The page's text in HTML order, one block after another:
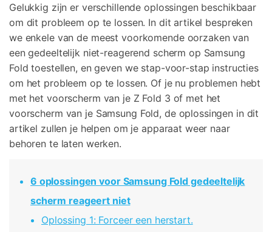
Telefoon Overdracht
Overdracht van telefoon naar telefoon
Bekijk De Volledige Toolkit
Gelukkig zijn er verschillende oplossingen beschikbaar
om dit probleem op te lossen. In dit artikel bespreken
we enkele van de meest voorkomende oorzaken van
een gedeeltelijk niet-reagerend scherm op Samsung
Fold toestellen, en geven we stap-voor-stap instructies
om het probleem op te lossen. Of je nu problemen hebt
met het voorscherm van je Z Fold 3 of met het
voorscherm van je Samsung Fold, de oplossingen in dit
artikel zullen je helpen om je apparaat weer naar
behoren te laten werken.
6 oplossingen voor Samsung Fold gedeeltelijk
scherm reageert niet
Oplossing 1: Forceer een herstart.